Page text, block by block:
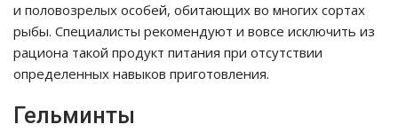
и половозрелых особей, обитающих во многих сортах
рыбы. Специалисты рекомендуют и вовсе исключить из
рациона такой продукт питания при отсутствии
определенных навыков приготовления.
Гельминты